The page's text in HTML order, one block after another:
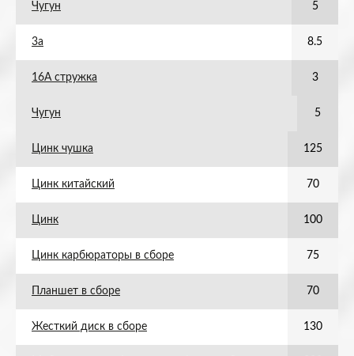
Чугун 5
3а 8.5
16А стружка 3
Чугун 5
Цинк чушка 125
Цинк китайский 70
Цинк 100
Цинк карбюраторы в сборе 75
Планшет в сборе 70
Жесткий диск в сборе 130